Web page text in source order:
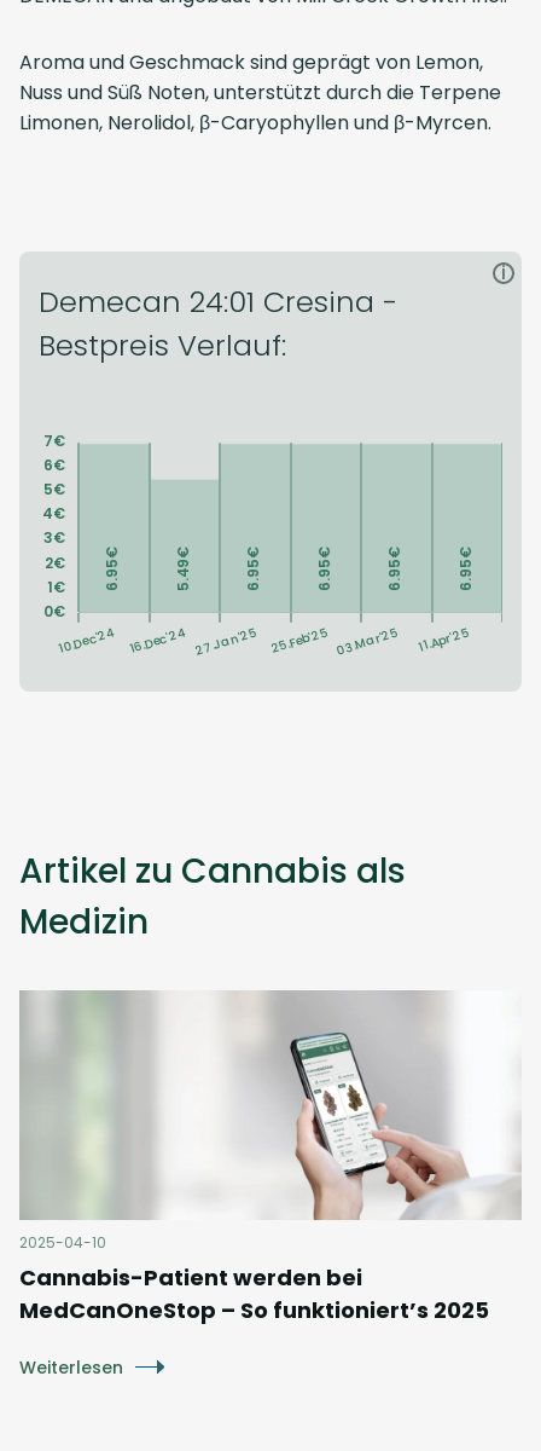
Aroma und Geschmack sind geprägt von Lemon,
Nuss und Süß Noten, unterstützt durch die Terpene
Limonen, Nerolidol, β-Caryophyllen und β-Myrcen.
Demecan 24:01 Cresina -
Bestpreis Verlauf:
i
Artikel zu Cannabis als
Medizin
2025-04-10
Cannabis-Patient werden bei
MedCanOneStop – So funktioniert’s 2025
Weiterlesen